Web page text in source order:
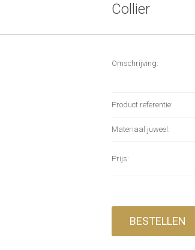
Collier
Omschrijving:
Product referentie:
Materiaal juweel:
Prijs:
BESTELLEN